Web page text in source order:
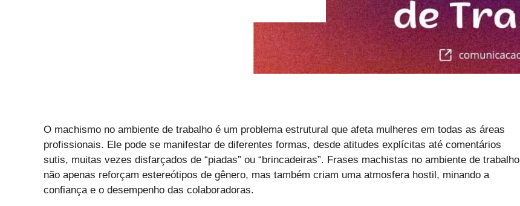
O machismo no ambiente de trabalho é um problema estrutural que afeta mulheres em todas as áreas
profissionais. Ele pode se manifestar de diferentes formas, desde atitudes explícitas até comentários
sutis, muitas vezes disfarçados de “piadas” ou “brincadeiras”. Frases machistas no ambiente de trabalho
não apenas reforçam estereótipos de gênero, mas também criam uma atmosfera hostil, minando a
confiança e o desempenho das colaboradoras.